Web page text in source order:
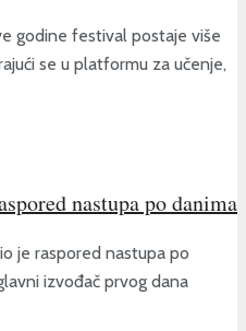
godine festival postaje više
se u platformu za učenje,
nastupa po danima
je raspored nastupa po
izvođač prvog dana